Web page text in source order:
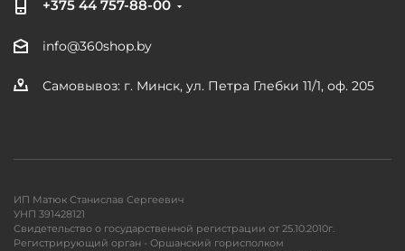
+375 44 757-88-00
info@360shop.by
Самовывоз: г. Минск, ул. Петра Глебки 11/1, оф. 205
ИП Матюк Станислав Сергеевич
УНП 391428121
Свидетельство о государственной регистрации от 25.10.2010г.
Регистрирующий орган - Оршанский горисполком